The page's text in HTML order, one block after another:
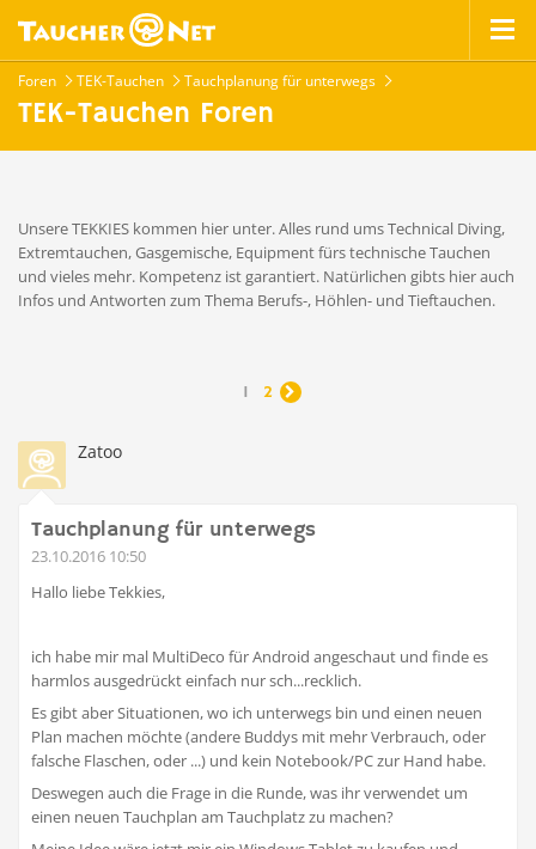
Foren TEK-Tauchen Tauchplanung für unterwegs
TEK-Tauchen Foren
Unsere TEKKIES kommen hier unter. Alles rund ums Technical Diving,
Extremtauchen, Gasgemische, Equipment fürs technische Tauchen
und vieles mehr. Kompetenz ist garantiert. Natürlichen gibts hier auch
Infos und Antworten zum Thema Berufs-, Höhlen- und Tieftauchen.
1 2 
Zatoo
Tauchplanung für unterwegs
23.10.2016 10:50
Hallo liebe Tekkies,
ich habe mir mal MultiDeco für Android angeschaut und finde es
harmlos ausgedrückt einfach nur sch...recklich.
Es gibt aber Situationen, wo ich unterwegs bin und einen neuen
Plan machen möchte (andere Buddys mit mehr Verbrauch, oder
falsche Flaschen, oder ...) und kein Notebook/PC zur Hand habe.
Deswegen auch die Frage in die Runde, was ihr verwendet um
einen neuen Tauchplan am Tauchplatz zu machen?